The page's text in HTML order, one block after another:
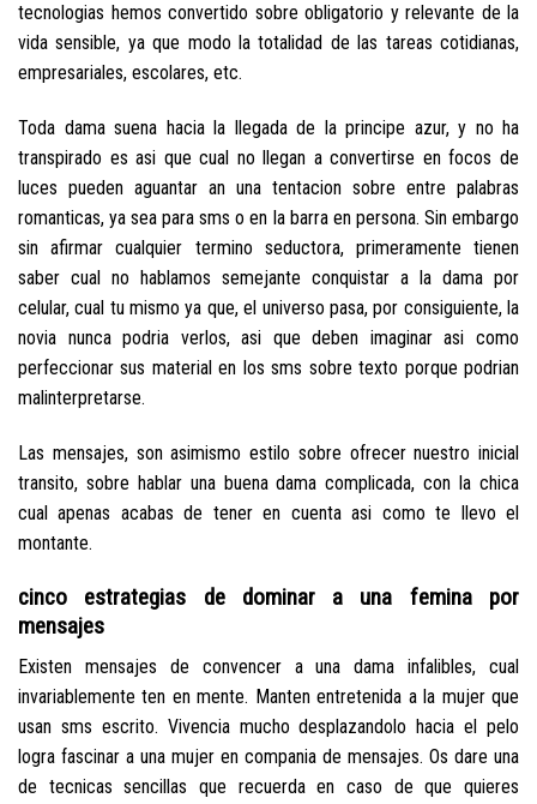
tecnologias hemos convertido sobre obligatorio y relevante de la
vida sensible, ya que modo la totalidad de las tareas cotidianas,
empresariales, escolares, etc.
Toda dama suena hacia la llegada de la principe azur, y no ha
transpirado es asi que cual no llegan a convertirse en focos de
luces pueden aguantar an una tentacion sobre entre palabras
romanticas, ya sea para sms o en la barra en persona. Sin embargo
sin afirmar cualquier termino seductora, primeramente tienen
saber cual no hablamos semejante conquistar a la dama por
celular, cual tu mismo ya que, el universo pasa, por consiguiente, la
novia nunca podri­a verlos, asi que deben imaginar asi­ como
perfeccionar sus material en los sms sobre texto porque podrian
malinterpretarse.
Las mensajes, son asimismo estilo sobre ofrecer nuestro inicial
transito, sobre hablar una buena dama complicada, con la chica
cual apenas acabas de tener en cuenta asi­ como te llevo el
montante.
cinco estrategias de dominar a una femina por
mensajes
Existen mensajes de convencer a una dama infalibles, cual
invariablemente ten en mente. Manten entretenida a la mujer que
usan sms escrito. Vivencia mucho desplazandolo hacia el pelo
logra fascinar a una mujer en compania de mensajes. Os dare una
de tecnicas sencillas que recuerda en caso de que quieres